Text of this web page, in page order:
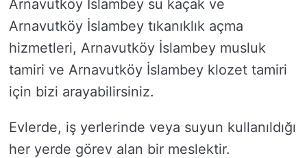
Arnavutköy İslambey su kaçak ve
Arnavutköy İslambey tıkanıklık açma
hizmetleri, Arnavutköy İslambey musluk
tamiri ve Arnavutköy İslambey klozet tamiri
için bizi arayabilirsiniz.
Evlerde, iş yerlerinde veya suyun kullanıldığı
her yerde görev alan bir meslektir.